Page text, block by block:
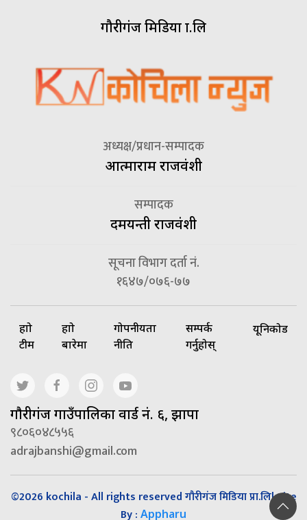
गौरीगंज मिडिया प्रा.लि
अध्यक्ष/प्रधान-सम्पादक
आत्माराम राजवंशी
सम्पादक
दमयन्ती राजवंशी
सूचना विभाग दर्ता नं.
१६४७/०७६-७७
हाम्रो
टीम
हाम्रो
बारेमा
गोपनीयता
नीति
सम्पर्क
गर्नुहोस्
यूनिकोड
गाैरीगंज गाउँपालिका वार्ड नं. ६, झापा
९८०६०४८५५६
adrajbanshi@gmail.com
©2026 kochila - All rights reserved गौरीगंज मिडिया प्रा.लि| Site
By : Appharu